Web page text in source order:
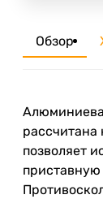
Обзор
рассчитана
позволяет